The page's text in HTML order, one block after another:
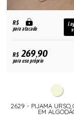
R$
para atacado
R$269,90
para uso próprio
2629 - PIJAMA URSO
EM